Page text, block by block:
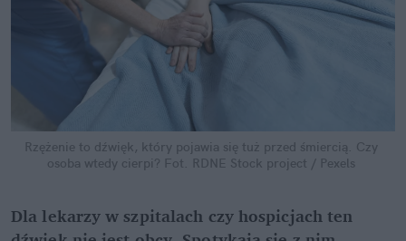
Rzężenie to dźwięk, który pojawia się tuż przed śmiercią. Czy
osoba wtedy cierpi? Fot. RDNE Stock project / Pexels
Dla lekarzy w szpitalach czy hospicjach ten